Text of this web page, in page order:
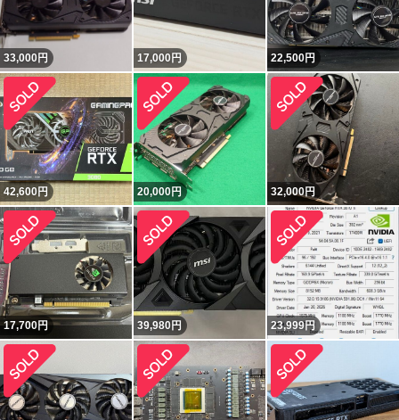
33,000円 17,000円 22,500円
42,600円 20,000円 32,000円
17,700円 39,980円 23,999円